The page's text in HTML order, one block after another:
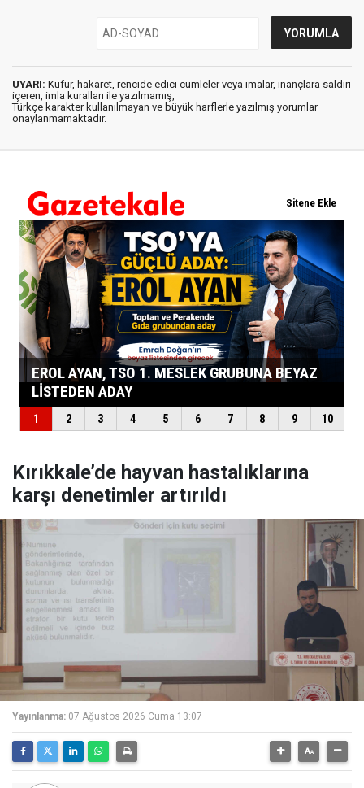
UYARI: Küfür, hakaret, rencide edici cümleler veya imalar, inançlara saldırı
içeren, imla kuralları ile yazılmamış,
Türkçe karakter kullanılmayan ve büyük harflerle yazılmış yorumlar
onaylanmamaktadır.
Kırıkkale’de hayvan hastalıklarına
karşı denetimler artırıldı
Yayınlanma: 07 Ağustos 2026 Cuma 13:07